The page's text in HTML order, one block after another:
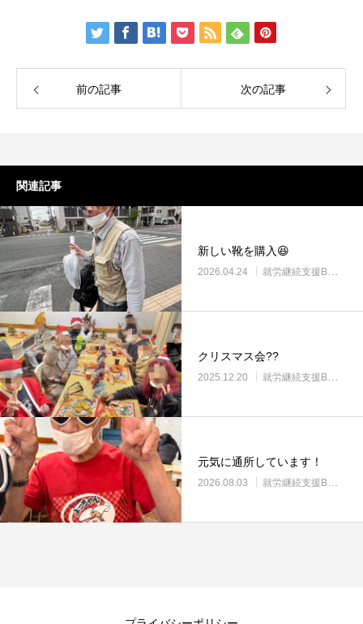
前の記事 次の記事
関連記事
新しい靴を購入😆
2026.04.24 就労継続支援B型・ニコサービス
クリスマス会??
2025.12.20 就労継続支援B型・ニコサービス
元気に通所しています！
2026.08.03 就労継続支援B型・ニコサービス